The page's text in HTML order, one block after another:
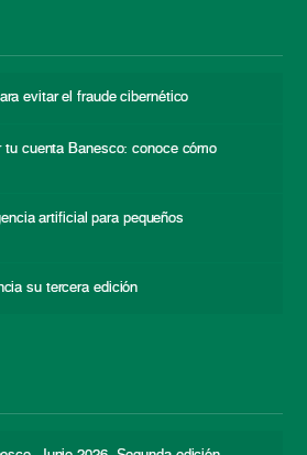
evitar el fraude cibernético
tu cuenta Banesco: conoce cómo
artificial para pequeños
su tercera edición